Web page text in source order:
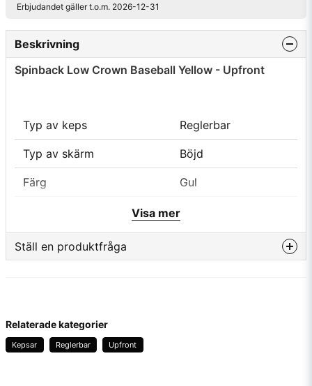
Erbjudandet gäller t.o.m. 2026-12-31
Beskrivning
Spinback Low Crown Baseball Yellow - Upfront
Typ av keps Reglerbar
Typ av skärm Böjd
Färg Gul
100% Bomull
Lag
Visa mer
Ställ en produktfråga
name
Namn
Relaterade kategorier
Kepsar Reglerbar Upfront